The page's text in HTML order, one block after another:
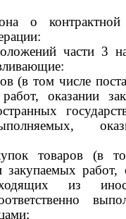
о контрактной
части 3
(в том числе
оказании
товаров (в
работ,
из